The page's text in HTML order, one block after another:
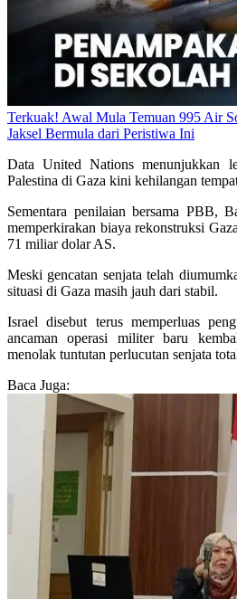
Terkuak! Awal Mula Temuan 995 Air
Jaksel Bermula dari Peristiwa Ini
Data United Nations menunjukkan
Palestina di Gaza kini kehilangan
Sementara penilaian bersama PBB,
memperkirakan biaya rekonstruksi
71 miliar dolar AS.
Meski gencatan senjata telah
situasi di Gaza masih jauh dari stabil.
Israel disebut terus memperluas
ancaman operasi militer baru
menolak tuntutan perlucutan senjata
Baca Juga: